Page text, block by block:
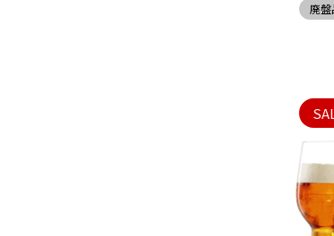
廃盤